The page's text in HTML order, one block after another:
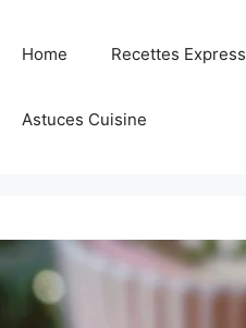
Home Recettes Express
Astuces Cuisine